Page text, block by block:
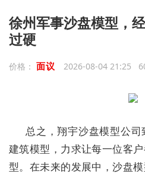
徐州军事沙盘模型，
过硬
价格： 面议 2026-08-04 21:25
总之，翔宇沙盘模型公
建筑模型，力求让每一位客
型。在未来的发展中，沙盘